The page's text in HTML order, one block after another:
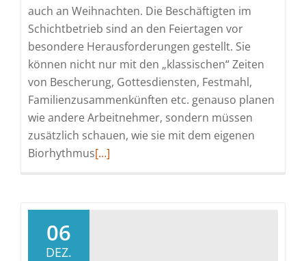
auch an Weihnachten. Die Beschäftigten im
Schichtbetrieb sind an den Feiertagen vor
besondere Herausforderungen gestellt. Sie
können nicht nur mit den „klassischen“ Zeiten
von Bescherung, Gottesdiensten, Festmahl,
Familienzusammenkünften etc. genauso planen
wie andere Arbeitnehmer, sondern müssen
zusätzlich schauen, wie sie mit dem eigenen
BiorhythmusRead
[…]
06
DEZ.